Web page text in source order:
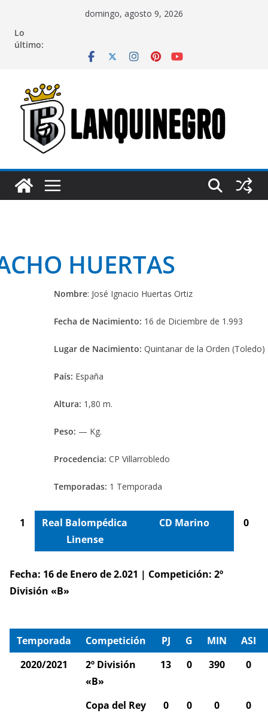
contenido
domingo, agosto 9, 2026
Lo
último:
HUERTAS
Nombre: José Ignacio Huertas Ortiz
Fecha de Nacimiento: 16 de Diciembre de 1.993
Lugar de Nacimiento: Quintanar de la Orden (Toledo)
País: España
Altura: 1,80 m.
Peso: — Kg.
Procedencia: CP Villarrobledo
Temporadas: 1 Temporada
1
Real Balompédica
Linense
CD Marino 0
Fecha: 16 de Enero de 2.021 | Competición: 2º
División «B»
Temporada Competición PJ G MIN
ASI
2020/2021
2º División
«B»
13 0 390 0
Copa del Rey 0 0 0
0